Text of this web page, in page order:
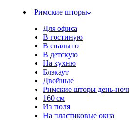
Римские шторы
Для офиса
В гостиную
В спальню
В детскую
На кухню
Блэкаут
Двойные
Римские шторы день-
160 см
Из тюля
На пластиковые окна